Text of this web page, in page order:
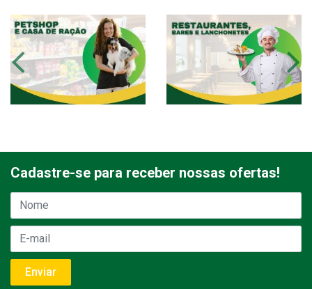
Cadastre-se para receber nossas ofertas!